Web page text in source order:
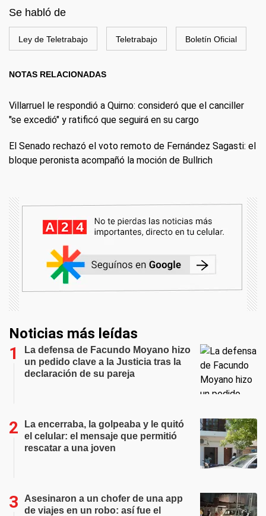
Se habló de
Ley de Teletrabajo Teletrabajo Boletín Oficial
NOTAS RELACIONADAS
Villarruel le respondió a Quirno: consideró que el canciller
"se excedió" y ratificó que seguirá en su cargo
El Senado rechazó el voto remoto de Fernández Sagasti: el
bloque peronista acompañó la moción de Bullrich
Noticias más leídas
La defensa de Facundo Moyano hizo
un pedido clave a la Justicia tras la
declaración de su pareja
La encerraba, la golpeaba y le quitó
el celular: el mensaje que permitió
rescatar a una joven
Asesinaron a un chofer de una app
de viajes en un robo: así fue el